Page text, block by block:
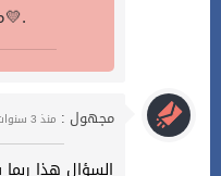
من لطفكِ قول هذا💛.
مجهول : منذ 3 سنوات
السؤال هذا